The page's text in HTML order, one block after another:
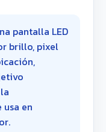
pantalla LED
brillo, pixel
en